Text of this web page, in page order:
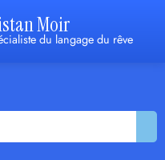
Moir
du langage du rêve